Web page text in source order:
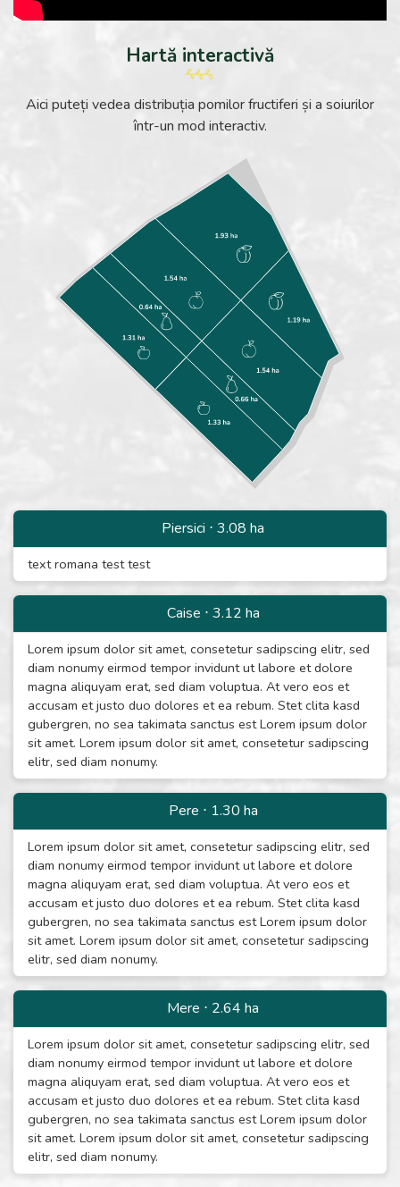
Hartă interactivă
Aici puteți vedea distribuția pomilor fructiferi și a soiurilor
într-un mod interactiv.
Piersici ⋅ 3.08 ha
text romana test test
Caise ⋅ 3.12 ha
Lorem ipsum dolor sit amet, consetetur sadipscing elitr, sed
diam nonumy eirmod tempor invidunt ut labore et dolore
magna aliquyam erat, sed diam voluptua. At vero eos et
accusam et justo duo dolores et ea rebum. Stet clita kasd
gubergren, no sea takimata sanctus est Lorem ipsum dolor
sit amet. Lorem ipsum dolor sit amet, consetetur sadipscing
elitr, sed diam nonumy.
Pere ⋅ 1.30 ha
Lorem ipsum dolor sit amet, consetetur sadipscing elitr, sed
diam nonumy eirmod tempor invidunt ut labore et dolore
magna aliquyam erat, sed diam voluptua. At vero eos et
accusam et justo duo dolores et ea rebum. Stet clita kasd
gubergren, no sea takimata sanctus est Lorem ipsum dolor
sit amet. Lorem ipsum dolor sit amet, consetetur sadipscing
elitr, sed diam nonumy.
Mere ⋅ 2.64 ha
Lorem ipsum dolor sit amet, consetetur sadipscing elitr, sed
diam nonumy eirmod tempor invidunt ut labore et dolore
magna aliquyam erat, sed diam voluptua. At vero eos et
accusam et justo duo dolores et ea rebum. Stet clita kasd
gubergren, no sea takimata sanctus est Lorem ipsum dolor
sit amet. Lorem ipsum dolor sit amet, consetetur sadipscing
elitr, sed diam nonumy.